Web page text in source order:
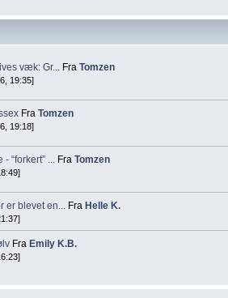
væk: Gr... Fra Tomzen
19:35]
Fra Tomzen
19:18]
“forkert” ... Fra Tomzen
blevet en... Fra Helle K.
Fra Emily K.B.